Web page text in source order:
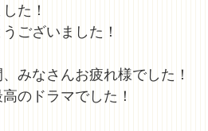
た！
ございました！
、みなさんお疲れ様でした！
のドラマでした！